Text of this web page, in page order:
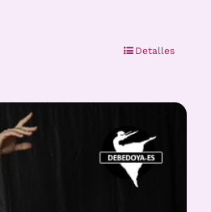
Detalles